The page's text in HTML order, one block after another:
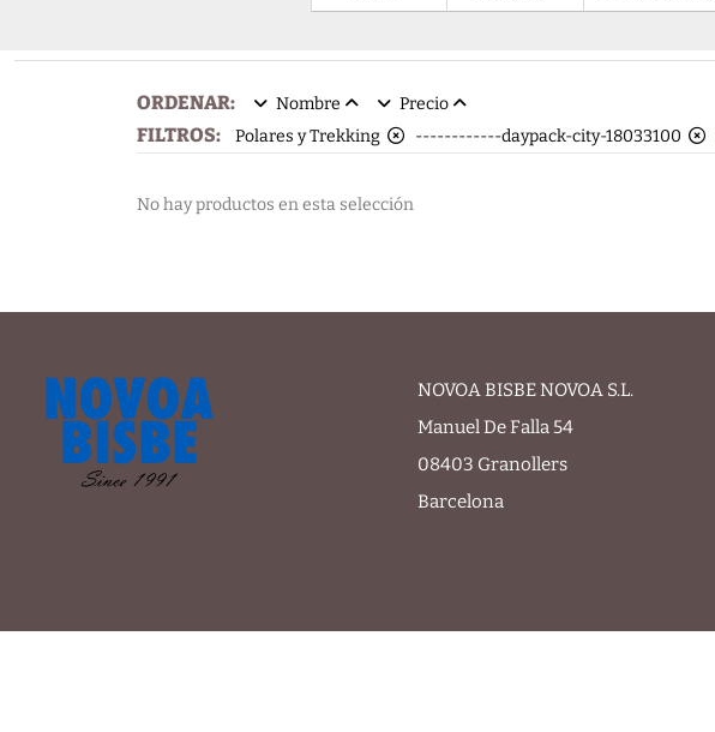
ORDENAR: Nombre Precio
FILTROS: Polares y Trekking ------------daypack-city-18033100
No hay productos en esta selección
NOVOA BISBE NOVOA S.L.
Manuel De Falla 54
08403 Granollers
Barcelona